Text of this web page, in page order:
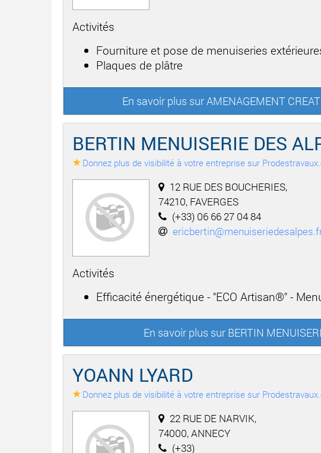
Activités
Fourniture et pose de menuiseries
Plaques de plâtre
En savoir plus sur AMENAGEMENT
BERTIN MENUISERIE DES
Donnez plus de visibilité à votre entreprise sur
12 RUE DES BOUCHERIES,
74210, FAVERGES
(+33) 06 66 27 04 84
Activités
Efficacité énergétique - "ECO Artisan®" -
En savoir plus sur BERTIN
YOANN LYARD
Donnez plus de visibilité à votre entreprise sur
22 RUE DE NARVIK,
74000, ANNECY
(+33)